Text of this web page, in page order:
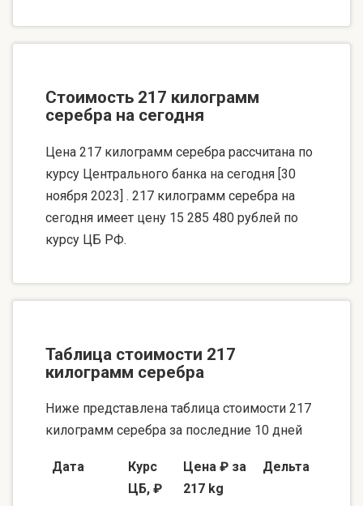
Стоимость 217 килограмм
серебра на сегодня
Цена 217 килограмм серебра рассчитана по
курсу Центрального банка на сегодня [30
ноября 2023] . 217 килограмм серебра на
сегодня имеет цену 15 285 480 рублей по
курсу ЦБ РФ.
Таблица стоимости 217
килограмм серебра
Ниже представлена таблица стоимости 217
килограмм серебра за последние 10 дней
Дата
Курс
ЦБ, ₽
Цена ₽ за
217 kg
Дельта